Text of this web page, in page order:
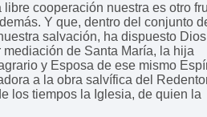
cooperación nuestra es otro
Y que, dentro del conjunto
salvación, ha dispuesto
de Santa María, la hija
y Esposa de ese mismo
a la obra salvífica del
los tiempos la Iglesia, de quien la